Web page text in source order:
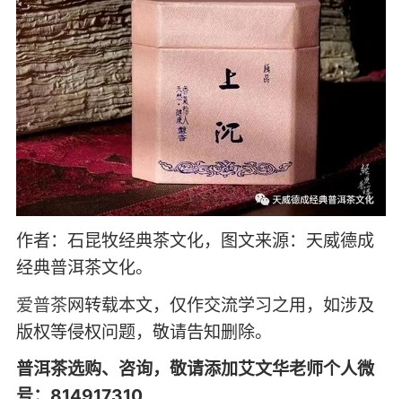
作者：石昆牧经典茶文化，图文来源：天威德成
经典普洱茶文化。
爱普茶网转载本文，仅作交流学习之用，如涉及
版权等侵权问题，敬请告知删除。
普洱茶选购、咨询，敬请添加艾文华老师个人微